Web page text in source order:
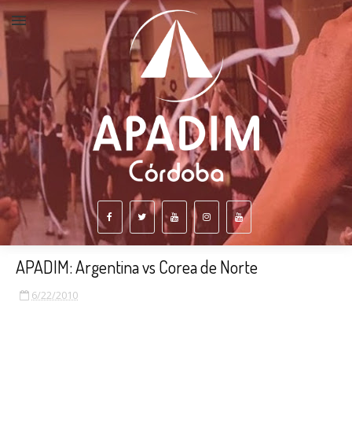
APADIM: Argentina vs Corea de Norte
6/22/2010